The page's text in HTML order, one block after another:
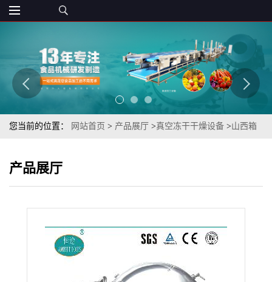
您当前的位置： 网站首页 > 产品展厅 >真空冻干干燥设备 >山西箱
产品展厅